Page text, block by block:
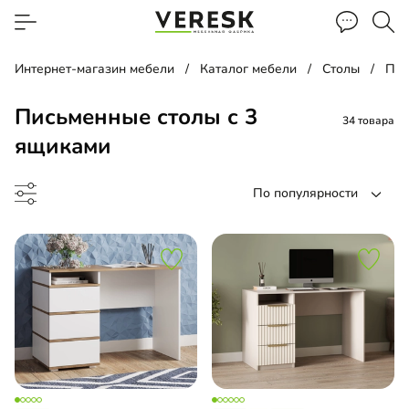
Интернет-магазин мебели Каталог мебели Столы
Письменные столы с 3
ящиками
34 товара
По популярности
стол
зона